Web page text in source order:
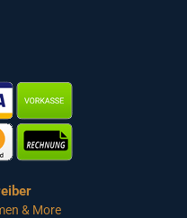
& More